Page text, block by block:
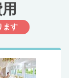
ます